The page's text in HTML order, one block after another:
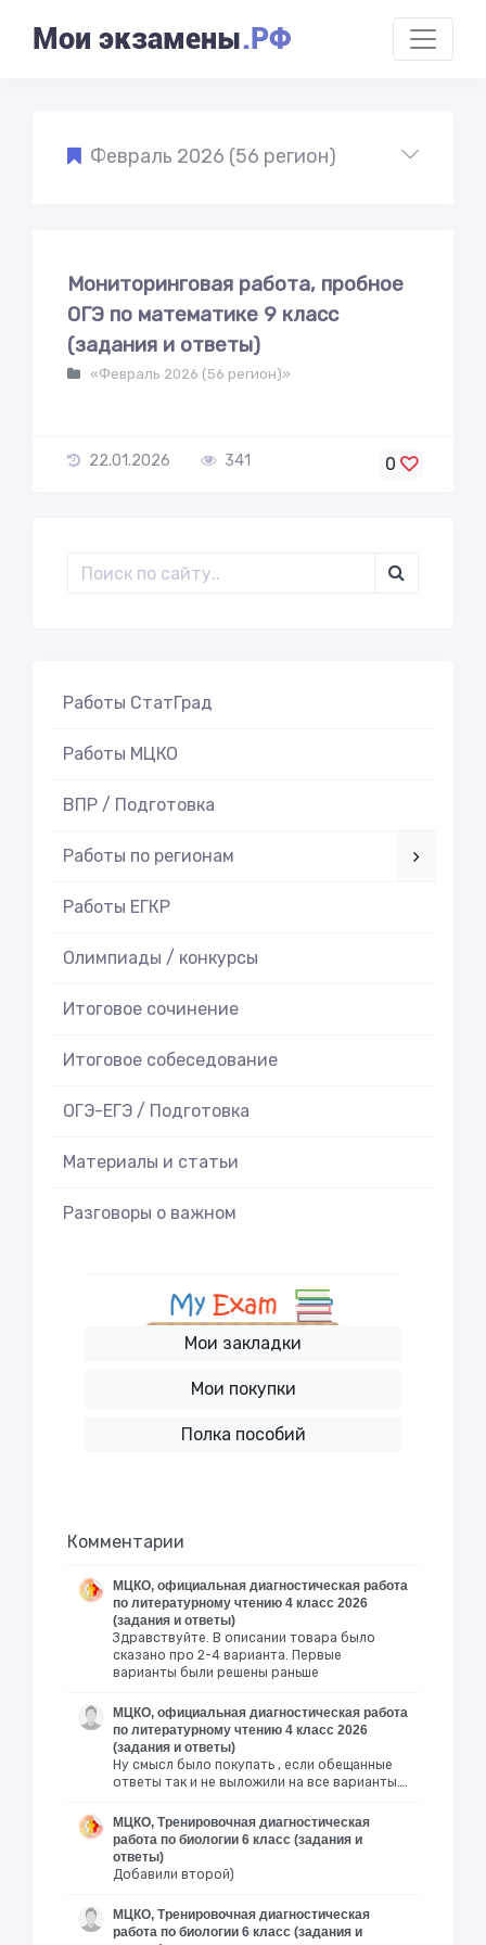
Мои экзамены.РФ
Февраль 2026 (56 регион)
Мониторинговая работа, пробное
ОГЭ по математике 9 класс
(задания и ответы)
«Февраль 2026 (56 регион)»
22.01.2026 341 0
Работы СтатГрад
Работы МЦКО
ВПР / Подготовка
Работы по регионам
Работы ЕГКР
Олимпиады / конкурсы
Итоговое cочинение
Итоговое cобеседование
ОГЭ-ЕГЭ / Подготовка
Материалы и статьи
Разговоры о важном
Мои закладки
Мои покупки
Полка пособий
Комментарии
МЦКО, официальная диагностическая работа
по литературному чтению 4 класс 2026
(задания и ответы)
Здравствуйте. В описании товара было
сказано про 2-4 варианта. Первые
варианты были решены раньше
МЦКО, официальная диагностическая работа
по литературному чтению 4 класс 2026
(задания и ответы)
Ну смысл было покупать , если обещанные
ответы так и не выложили на все варианты….
МЦКО, Тренировочная диагностическая
работа по биологии 6 класс (задания и
ответы)
Добавили второй)
МЦКО, Тренировочная диагностическая
работа по биологии 6 класс (задания и